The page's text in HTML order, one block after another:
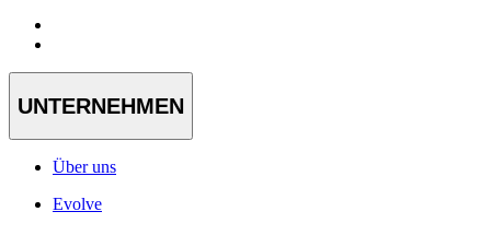
UNTERNEHMEN
Über uns
Evolve